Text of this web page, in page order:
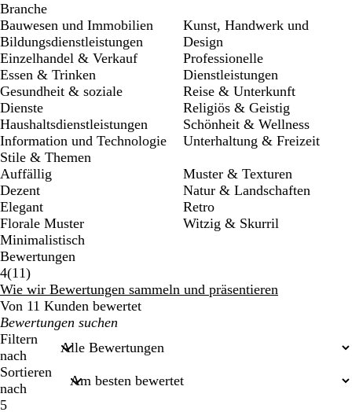
Branche
Bauwesen und Immobilien
Bildungsdienstleistungen
Einzelhandel & Verkauf
Essen & Trinken
Gesundheit & soziale
Dienste
Haushaltsdienstleistungen
Information und Technologie
Kunst, Handwerk und
Design
Professionelle
Dienstleistungen
Reise & Unterkunft
Religiös & Geistig
Schönheit & Wellness
Unterhaltung & Freizeit
Stile & Themen
Auffällig
Dezent
Elegant
Florale Muster
Minimalistisch
Muster & Texturen
Natur & Landschaften
Retro
Witzig & Skurril
Bewertungen
4(1111
Bewertungen
)
Wie wir Bewertungen sammeln und präsentieren
Von 11 Kunden bewertet
Meine
Sucheingaben
Filtern
nach
Sortieren
nach
5